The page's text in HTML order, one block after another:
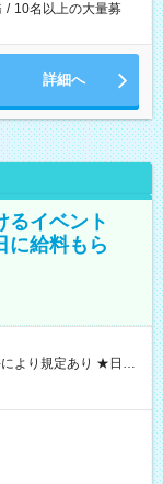
/ 10名以上の大量募
詳細へ
るイベント
に給料もら
GET♪ お仕事後はコ
間】試